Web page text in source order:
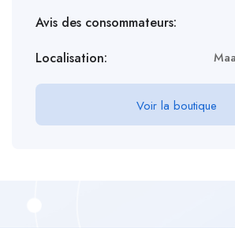
Avis des consommateurs:
Localisation:
Voir la boutique